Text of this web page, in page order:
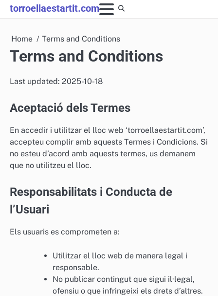
Skip
to
torroellaestartit.com
Home Terms and Conditions
Terms and Conditions
Last updated: 2025-10-18
Aceptació dels Termes
En accedir i utilitzar el lloc web ‘torroellaestartit.com’,
accepteu complir amb aquests Termes i Condicions. Si
no esteu d’acord amb aquests termes, us demanem
que no utilitzeu el lloc.
Responsabilitats i Conducta de
l’Usuari
Els usuaris es comprometen a:
Utilitzar el lloc web de manera legal i
responsable.
No publicar contingut que sigui il·legal,
ofensiu o que infringeixi els drets d’altres.